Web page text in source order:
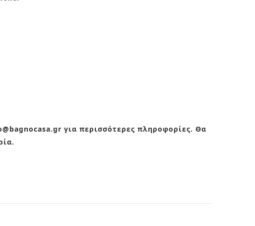
για περισσότερες πληροφορίες. Θα